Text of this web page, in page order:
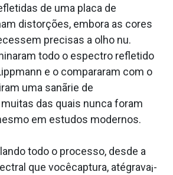
de uma placa de
distorções, embora as cores
precisas a olho nu.
todo o espectro refletido
e o compararam com o
uma sanãrie de
das quais nunca foram
em estudos modernos.
todo o processo, desde a
que vocêcaptura, atégrava¡-